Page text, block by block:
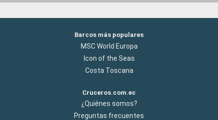
Barcos más populares
MSC World Europa
Icon of the Seas
Costa Toscana
Cruceros.com.ec
¿Quiénes somos?
Preguntas frecuentes